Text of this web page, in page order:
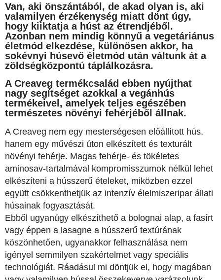
Van, aki önszántából, de akad olyan is, aki
valamilyen érzékenység miatt dönt úgy,
hogy kiiktatja a húst az étrendjéből.
Azonban nem mindig könnyű a vegetáriánus
életmód elkezdése, különösen akkor, ha
sokévnyi húsevő életmód után váltunk át a
zöldségközpontú táplálkozásra.
A Creaveg termékcsalád ebben nyújthat
nagy segítséget azokkal a vegánhús
termékeivel, amelyek teljes egészében
természetes növényi fehérjéből állnak.
A Creaveg nem egy mesterségesen előállított hús,
hanem egy művészi úton elkészített és texturált
növényi fehérje. Magas fehérje- és tökéletes
aminosav-tartalmával kompromisszumok nélkül lehet
elkészíteni a hússzerű ételeket, miközben ezzel
együtt csökkenthetjük az intenzív élelmiszeripar állati
húsainak fogyasztását.
Ebből ugyanúgy elkészíthető a bolognai alap, a fasírt
vagy éppen a lasagne a hússzerű textúrának
köszönhetően, ugyanakkor felhasználása nem
igényel semmilyen szakértelmet vagy speciális
technológiát. Ráadásul mi döntjük el, hogy magában